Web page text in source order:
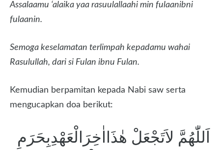
Assalaamu ‘alaika yaa rasuulallaahi min fulaanibni
fulaanin.
Semoga keselamatan terlimpah kepadamu wahai
Rasulullah, dari si Fulan ibnu Fulan.
Kemudian berpamitan kepada Nabi saw serta
mengucapkan doa berikut:
اَللّٰهُمَّ لاَتَجْعَلْ هٰذَااٰخِرَالْعَهْدِبِحَرَمِ